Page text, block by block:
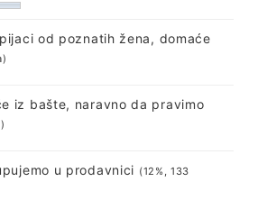
od poznatih žena, domaće
iz bašte, naravno da pravimo
u prodavnici (12%, 133